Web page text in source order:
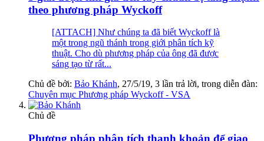
theo phương pháp Wyckoff
[ATTACH] Như chúng ta đã biết Wyckoff là
một trong ngũ thánh trong giới phân tích kỹ
thuật. Cho dù phương pháp của ông đã được
sáng tạo từ rất...
Chủ đề bởi: Bảo Khánh, 27/5/19, 3 lần trả lời, trong diễn đàn:
Chuyên mục Phương pháp Wyckoff - VSA
Chủ đề
Phương pháp phân tích thanh khoản để giao